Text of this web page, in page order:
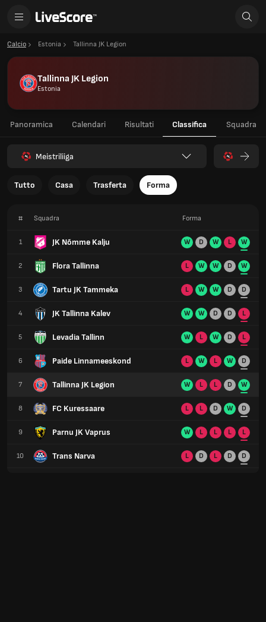
Calcio Estonia Tallinna JK Legion
Tallinna JK Legion
Estonia
Panoramica Calendari Risultati Classifica Squadra
Meistriliiga
Tutto Casa Trasferta Forma
# Squadra
1 JK Nõmme Kalju
2 Flora Tallinna
3 Tartu JK Tammeka
4 JK Tallinna Kalev
5 Levadia Tallinn
6 Paide Linnameeskond
7 Tallinna JK Legion
8 FC Kuressaare
9 Parnu JK Vaprus
10 Trans Narva
Forma
W D W L W
L W W D W
L W W D D
W W D D L
W L W D L
L W L W D
W L L D W
L L D W D
W L L L L
L D L D D